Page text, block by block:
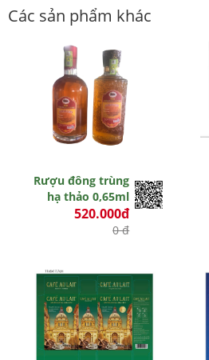
Các sản phẩm khác
Rượu đông trùng
hạ thảo 0,65ml
520.000đ
0 đ